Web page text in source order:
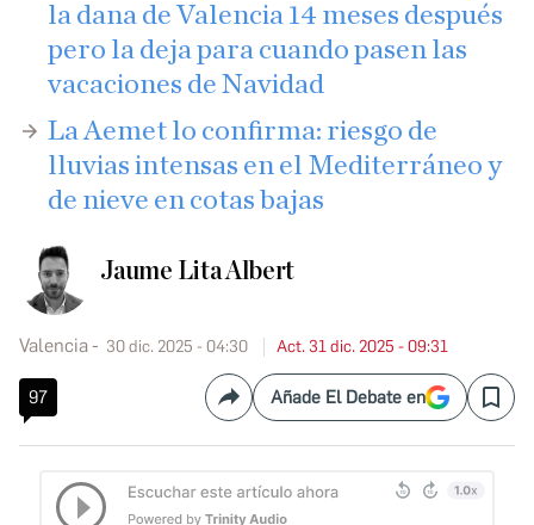
la dana de Valencia 14 meses después
pero la deja para cuando pasen las
vacaciones de Navidad
La Aemet lo confirma: riesgo de
lluvias intensas en el Mediterráneo y
de nieve en cotas bajas
Jaume Lita Albert
Valencia 30 dic. 2025 - 04:30 Act. 31 dic. 2025 - 09:31
97 CompartirAñade El Debate en Save